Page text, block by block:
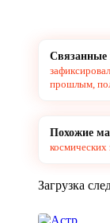
Связанные
прошлым,
Похожие
Загрузка